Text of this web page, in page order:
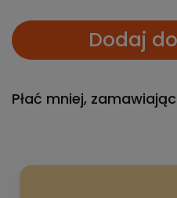
Dodaj
Płać mniej,